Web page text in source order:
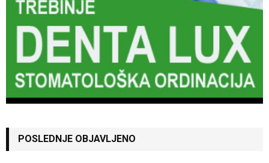
POSLEDNJE OBJAVLJENO